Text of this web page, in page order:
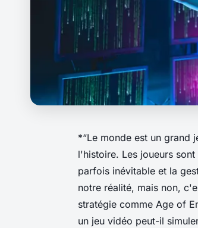
*“Le monde est un grand
l'histoire. Les joueurs sont
parfois inévitable et la
notre réalité, mais non,
stratégie comme Age of
un jeu vidéo peut-il